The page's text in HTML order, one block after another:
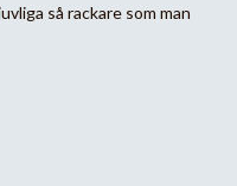
så rackare som man